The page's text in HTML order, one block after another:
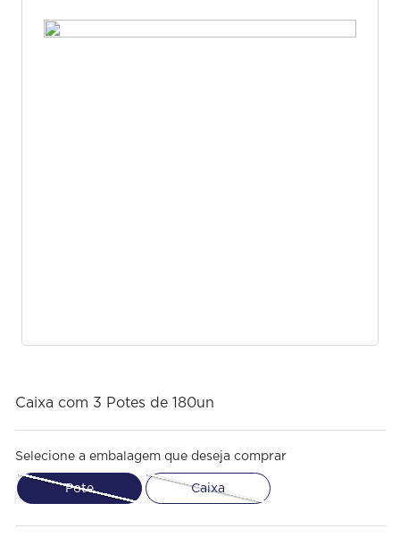
Caixa com 3 Potes de 180un
Selecione a embalagem que deseja comprar
Pote Caixa